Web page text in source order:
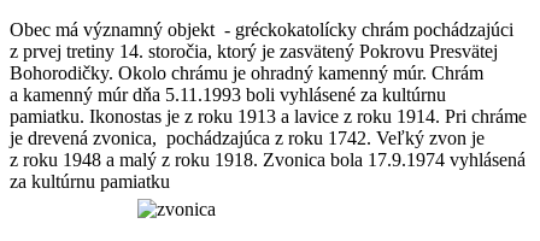
Obec má významný objekt - gréckokatolícky chrám pochádzajúci
z prvej tretiny 14. storočia, ktorý je zasvätený Pokrovu Presvätej
Bohorodičky. Okolo chrámu je ohradný kamenný múr. Chrám
a kamenný múr dňa 5.11.1993 boli vyhlásené za kultúrnu
pamiatku. Ikonostas je z roku 1913 a lavice z roku 1914. Pri chráme
je drevená zvonica, pochádzajúca z roku 1742. Veľký zvon je
z roku 1948 a malý z roku 1918. Zvonica bola 17.9.1974 vyhlásená
za kultúrnu pamiatku